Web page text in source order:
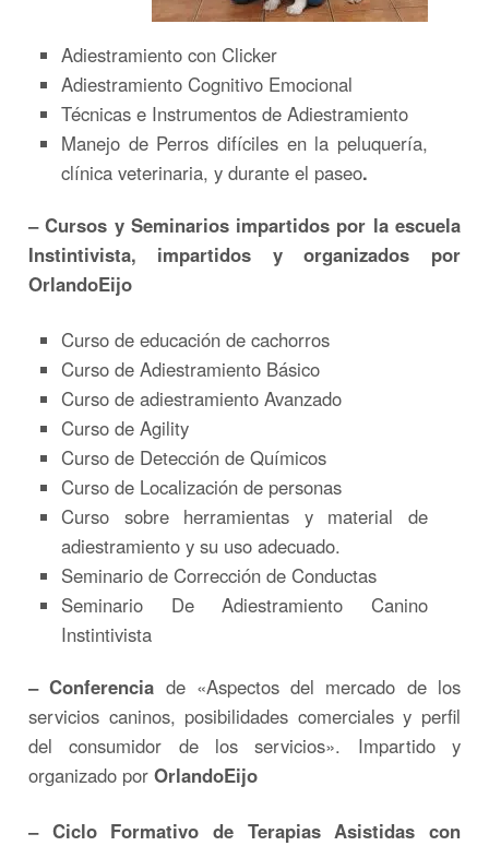
Adiestramiento con Clicker
Adiestramiento Cognitivo Emocional
Técnicas e Instrumentos de Adiestramiento
Manejo de Perros difíciles en la peluquería,
clínica veterinaria, y durante el paseo.
– Cursos y Seminarios impartidos por la escuela
Instintivista, impartidos y organizados por
OrlandoEijo
Curso de educación de cachorros
Curso de Adiestramiento Básico
Curso de adiestramiento Avanzado
Curso de Agility
Curso de Detección de Químicos
Curso de Localización de personas
Curso sobre herramientas y material de
adiestramiento y su uso adecuado.
Seminario de Corrección de Conductas
Seminario De Adiestramiento Canino
Instintivista
– Conferencia de «Aspectos del mercado de los
servicios caninos, posibilidades comerciales y perfil
del consumidor de los servicios». Impartido y
organizado por OrlandoEijo
– Ciclo Formativo de Terapias Asistidas con